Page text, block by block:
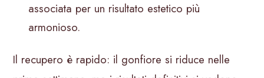
associata per un risultato estetico più
armonioso.
Il recupero è rapido: il gonfiore si riduce nelle